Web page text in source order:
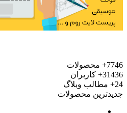
7746+
محصولات
31436+
کاربران
24+
مطالب وبلاگ
جدیدترین محصولات